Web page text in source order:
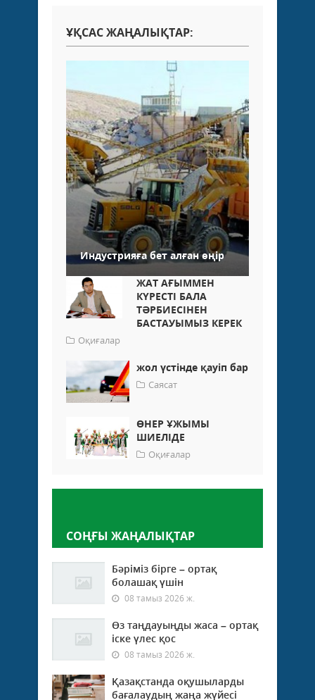
ҰҚСАС ЖАҢАЛЫҚТАР:
Индустрияға бет алған өңір
ЖАТ АҒЫММЕН
КҮРЕСТІ БАЛА
ТӘРБИЕСІНЕН
БАСТАУЫМЫЗ КЕРЕК
Оқиғалар
жол үстінде қауіп бар
Саясат
ӨНЕР ҰЖЫМЫ
ШИЕЛІДЕ
Оқиғалар
СОҢҒЫ ЖАҢАЛЫҚТАР
Бәріміз бірге – ортақ
болашақ үшін
08 тамыз 2026 ж.
Өз таңдауыңды жаса – ортақ
іске үлес қос
08 тамыз 2026 ж.
Қазақстанда оқушыларды
бағалаудың жаңа жүйесі